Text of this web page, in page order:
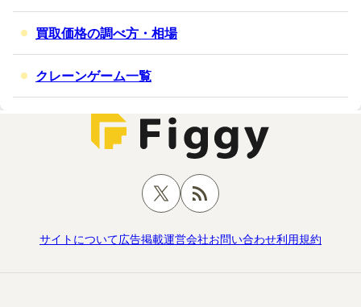
買取価格の調べ方・相場
クレーンゲーム一覧
サイトについて広告掲載運営会社お問い合わせ利用規約